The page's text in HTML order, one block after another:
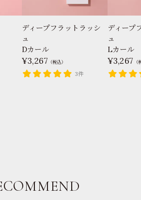
ディープフラットラッシ
ュ
Dカール
3,267 （税込）
3件
ディープ
ュ
Lカール
3,267